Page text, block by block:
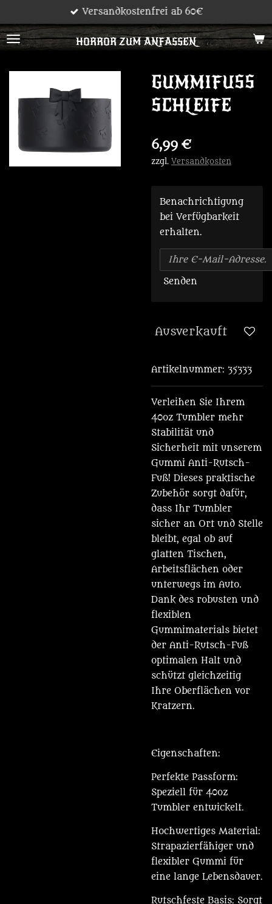
Hauptinhalt
springen
HORROR ZUM ANFASSEN
Versandkostenfrei ab 60€
GUMMIFUSS S
CHLEIFE
6,99 €
zzgl. Versandkosten
Benachrichtigung
bei Verfügbarkeit
erhalten.
Senden
Ausverkauft
Artikelnummer: 35333
Verleihen Sie Ihrem
40oz Tumbler mehr
Stabilität und
Sicherheit mit unserem
Gummi Anti-Rutsch-
Fuß! Dieses praktische
Zubehör sorgt dafür,
dass Ihr Tumbler
sicher an Ort und Stelle
bleibt, egal ob auf
glatten Tischen,
Arbeitsflächen oder
unterwegs im Auto.
Dank des robusten und
flexiblen
Gummimaterials bietet
der Anti-Rutsch-Fuß
optimalen Halt und
schützt gleichzeitig
Ihre Oberflächen vor
Kratzern.
Eigenschaften:
Perfekte Passform:
Speziell für 40oz
Tumbler entwickelt.
Hochwertiges Material:
Strapazierfähiger und
flexibler Gummi für
eine lange Lebensdauer.
Rutschfeste Basis: Sorgt